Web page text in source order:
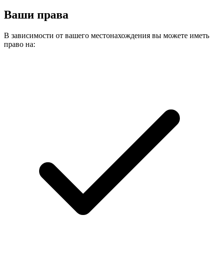
Ваши права
В зависимости от вашего местонахождения вы можете иметь
право на: